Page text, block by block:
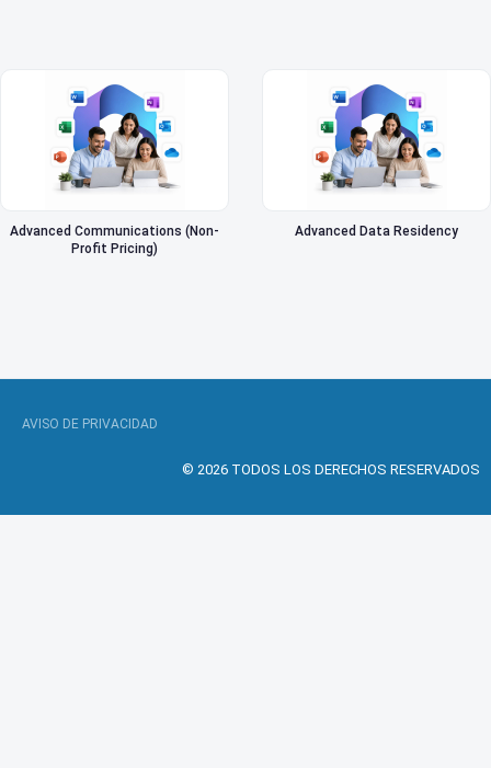
Advanced Communications (Non-
Profit Pricing)
Advanced Data Residency
AVISO DE PRIVACIDAD
© 2026 TODOS LOS DERECHOS RESERVADOS